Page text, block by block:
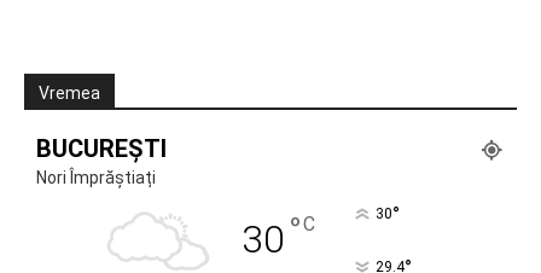
Vremea
BUCUREȘTI
Nori Împrăștiați
30 °C 30°
29.4°